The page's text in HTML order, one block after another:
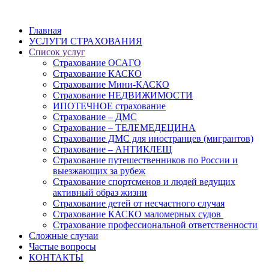
Главная
УСЛУГИ СТРАХОВАНИЯ
Список услуг
Страхование ОСАГО
Страхование КАСКО
Страхование Мини-КАСКО
Страхование НЕДВИЖИМОСТИ
ИПОТЕЧНОЕ страхование
Страхование – ДМС
Страхование – ТЕЛЕМЕДЕЦИНА
Страхование ДМС для иностранцев (мигрантов)
Страхование – АНТИКЛЕЩ
Страхование путешественников по России и
выезжающих за рубеж
Страхование спортсменов и людей ведущих
активный образ жизни
Страхование детей от несчастного случая
Страхование КАСКО маломерных судов
Страхование профессиональной ответственности
Сложные случаи
Частые вопросы
КОНТАКТЫ